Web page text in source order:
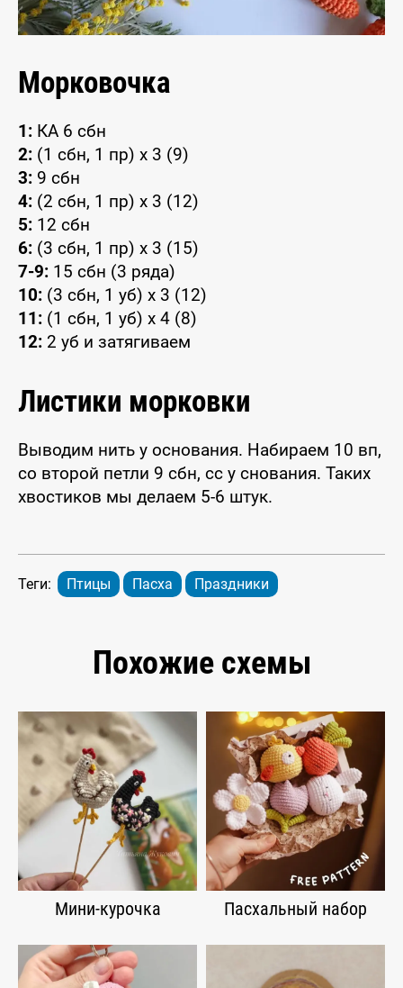
Морковочка
1: КА 6 сбн
2: (1 сбн, 1 пр) x 3 (9)
3: 9 сбн
4: (2 сбн, 1 пр) x 3 (12)
5: 12 сбн
6: (3 сбн, 1 пр) x 3 (15)
7-9: 15 сбн (3 ряда)
10: (3 сбн, 1 уб) x 3 (12)
11: (1 сбн, 1 уб) x 4 (8)
12: 2 уб и затягиваем
Листики морковки
Выводим нить у основания. Набираем 10 вп,
со второй петли 9 сбн, сс у снования. Таких
хвостиков мы делаем 5-6 штук.
Теги: Птицы Пасха Праздники
Похожие схемы
Мини-курочка Пасхальный набор